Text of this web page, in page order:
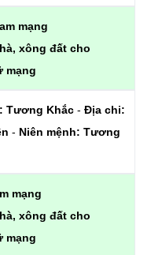
mạng
xông đất cho
mạng
Tương Khắc - Địa chi:
- Niên mệnh: Tương
mạng
xông đất cho
mạng